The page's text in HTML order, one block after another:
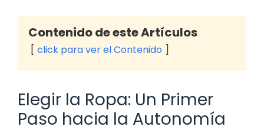
Contenido de este Artículos
click para ver el Contenido
Elegir la Ropa: Un Primer
Paso hacia la Autonomía